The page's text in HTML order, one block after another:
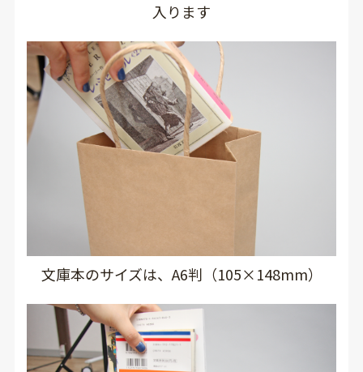
入ります
文庫本のサイズは、A6判（105×148mm）